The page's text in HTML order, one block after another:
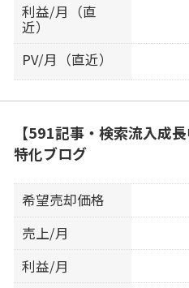
利益/月（直
近）
PV/月（直近）
【591記事・検索流入成
特化ブログ
希望売却価格
売上/月
利益/月